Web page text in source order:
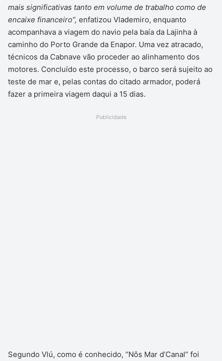
mais significativas tanto em volume de trabalho como de
encaixe financeiro”, enfatizou Vlademiro, enquanto
acompanhava a viagem do navio pela baía da Lajinha à
caminho do Porto Grande da Enapor. Uma vez atracado,
técnicos da Cabnave vão proceder ao alinhamento dos
motores. Concluído este processo, o barco será sujeito ao
teste de mar e, pelas contas do citado armador, poderá
fazer a primeira viagem daqui a 15 dias.
Publicidade
Segundo Vlú, como é conhecido, “Nôs Mar d’Canal” foi